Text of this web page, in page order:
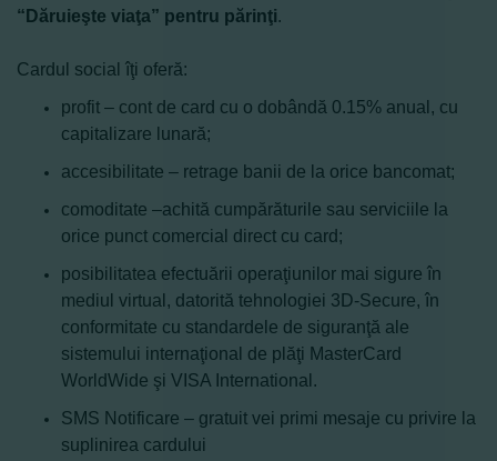
“Dăruieşte viaţa” pentru părinţi.
Cardul social îţi oferă:
profit – cont de card cu o dobândă 0.15% anual, cu
capitalizare lunară;
accesibilitate – retrage banii de la orice bancomat;
comoditate –achită cumpărăturile sau serviciile la
orice punct comercial direct cu card;
posibilitatea efectuării operaţiunilor mai sigure în
mediul virtual, datorită tehnologiei 3D-Secure, în
conformitate cu standardele de siguranţă ale
sistemului internaţional de plăţi MasterCard
WorldWide şi VISA International.
SMS Notificare – gratuit vei primi mesaje cu privire la
suplinirea cardului